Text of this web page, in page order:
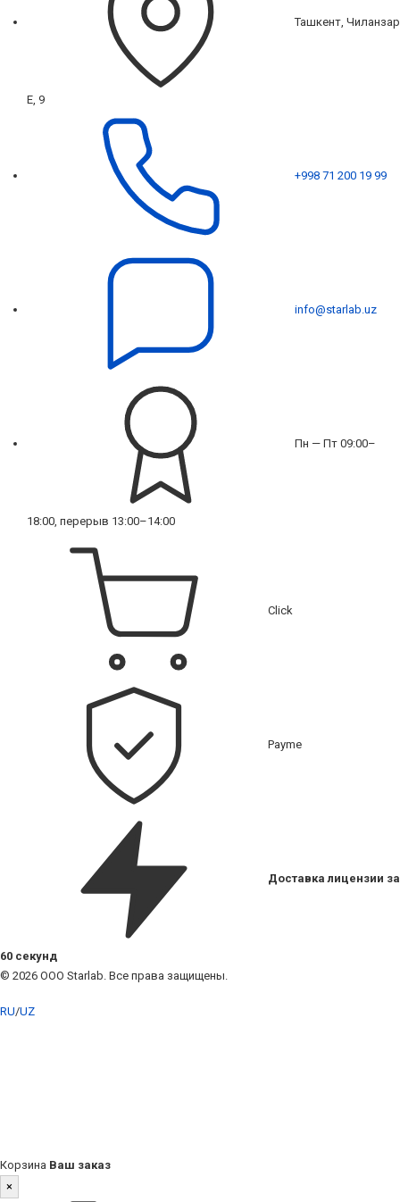
Ташкент, Чиланзар
Е, 9
+998 71 200 19 99
info@starlab.uz
Пн — Пт 09:00–
18:00, перерыв 13:00–14:00
Click
Payme
Доставка лицензии за
60 секунд
© 2026 ООО Starlab. Все права защищены.
RU/UZ
Корзина Ваш заказ
×